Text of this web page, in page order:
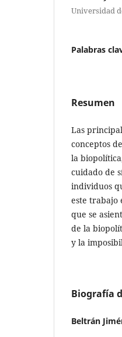
Universidad
Palabras
Resumen
Las
conceptos
la
cuidado de
individuos
este trabajo
que se
de la
y la
Biografía
Beltrán